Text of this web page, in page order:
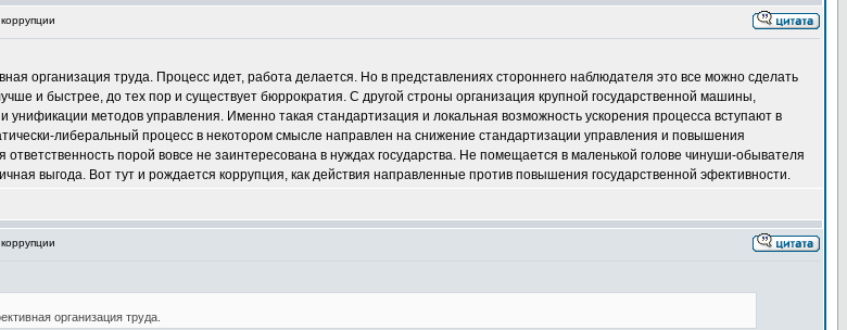
организация труда. Процесс идет, работа делается. Но в представлениях стороннего наблюдателя это все можно сделать
и быстрее, до тех пор и существует бюррократия. С другой строны организация крупной государственной машины,
методов управления. Именно такая стандартизация и локальная возможность ускорения процесса вступают в
либеральный процесс в некотором смысле направлен на снижение стандартизации управления и повышения
порой вовсе не заинтересована в нуждах государства. Не помещается в маленькой голове чинуши-обывателя
выгода. Вот тут и рождается коррупция, как действия направленные против повышения государственной эфективности.
организация труда.